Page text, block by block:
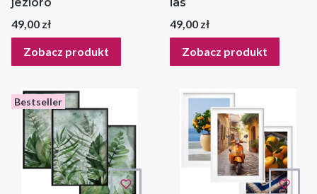
Cena
49,00 zł
Zobacz produkt
Cena
49,00 zł
Zobacz produkt
Bestseller